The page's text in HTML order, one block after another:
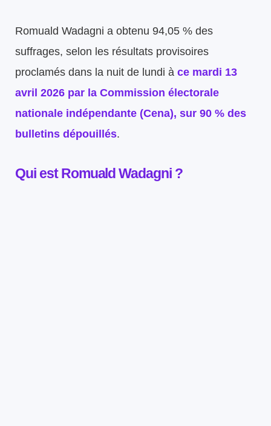
Romuald Wadagni a obtenu 94,05 % des
suffrages, selon les résultats provisoires
proclamés dans la nuit de lundi à ce mardi 13
avril 2026 par la Commission électorale
nationale indépendante (Cena), sur 90 % des
bulletins dépouillés.
Qui est Romuald Wadagni ?